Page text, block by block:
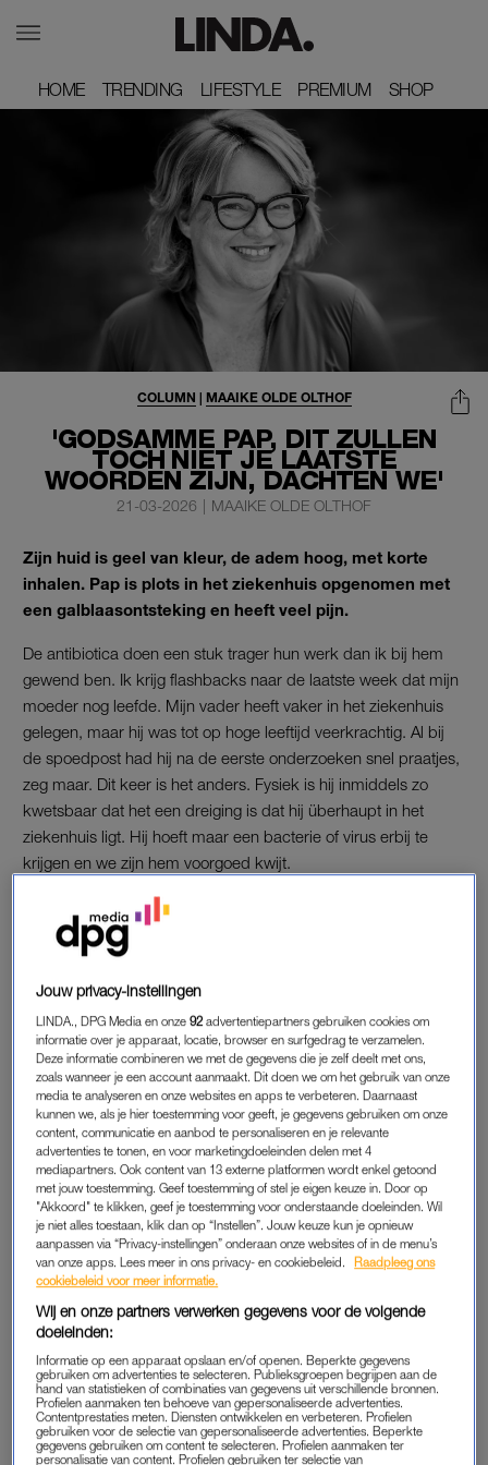
HOME
HOME TRENDING
TRENDING LIFESTYLE
LIFESTYLE PREMIUM
PREMIUM SHOP
SHOP
'GODSAMME PAP, DIT ZULLEN
TOCH NIET JE LAATSTE
WOORDEN ZIJN, DACHTEN WE'
COLUMN | MAAIKE OLDE OLTHOF
21-03-2026 | MAAIKE OLDE OLTHOF
Zijn huid is geel van kleur, de adem hoog, met korte
inhalen. Pap is plots in het ziekenhuis opgenomen met
een galblaasontsteking en heeft veel pijn.
De antibiotica doen een stuk trager hun werk dan ik bij hem
gewend ben. Ik krijg flashbacks naar de laatste week dat mijn
moeder nog leefde. Mijn vader heeft vaker in het ziekenhuis
gelegen, maar hij was tot op hoge leeftijd veerkrachtig. Al bij
de spoedpost had hij na de eerste onderzoeken snel praatjes,
zeg maar. Dit keer is het anders. Fysiek is hij inmiddels zo
kwetsbaar dat het een dreiging is dat hij überhaupt in het
ziekenhuis ligt. Hij hoeft maar een bacterie of virus erbij te
krijgen en we zijn hem voorgoed kwijt.
LEES OOK
Tijdensde opnameklaagt hij nergens over. Als ik hem
vandaag bezoek, ligt hij in foetushouding met zijn mond open
te slapen. Die aanblik geeft mij de aandrang keihard te janken,
maar daar heeft nu niemand iets aan. Dochter Puck is mee en
de aanwezigheid van m’n broer zorgt dat ik in no time weer in
oude familiepatronen zit. Het maakt blijkbaar niet uit of je 12 of
50 jaar oud bent, je blijft altijd iemands zus en dochter.
De stem van pap is zachter dan normaal. Telkens als hij iets
zegt moet ik vooroverbuigen en mijn oor bij zijn mond houden.
Pap heeft nergens zin in, zelfs niet in een kruiswoord of
sudoku.
“Ik ben uitgepuzzeld”, zegt hij lijdzaam op fluistertoon.
Jouw privacy-instellingen
LINDA., DPG Media en onze92 advertentiepartners gebruiken cookies om
informatie over je apparaat, locatie, browser en surfgedrag te verzamelen.
Deze informatie combineren we met de gegevens die je zelf deelt met ons,
zoals wanneer je een account aanmaakt. Dit doen we om het gebruik van onze
media te analyseren en onze websites en apps te verbeteren. Daarnaast
kunnen we, als je hier toestemming voor geeft, je gegevens gebruiken om onze
content, communicatie en aanbod te personaliseren en je relevante
advertenties te tonen, en voor marketingdoeleinden delen met 4
mediapartners. Ook content van 13 externe platformen wordt enkel getoond
met jouw toestemming. Geef toestemming of stel je eigen keuze in. Door op
"Akkoord" te klikken, geef je toestemming voor onderstaande doeleinden. Wil
je niet alles toestaan, klik dan op “Instellen”. Jouw keuze kun je opnieuw
aanpassen via “Privacy-instellingen” onderaan onze websites of in de menu’s
van onze apps. Lees meer in ons privacy- en cookiebeleid.
Raadpleeg ons
cookiebeleid voor meer informatie.
Wij en onze partners verwerken gegevens voor de volgende
doeleinden:
Informatie op een apparaat opslaan en/of openen. Beperkte gegevens
gebruiken om advertenties te selecteren. Publieksgroepen begrijpen aan de
hand van statistieken of combinaties van gegevens uit verschillende bronnen.
Profielen aanmaken ten behoeve van gepersonaliseerde advertenties.
Contentprestaties meten. Diensten ontwikkelen en verbeteren. Profielen
gebruiken voor de selectie van gepersonaliseerde advertenties. Beperkte
gegevens gebruiken om content te selecteren. Profielen aanmaken ter
personalisatie van content. Profielen gebruiken ter selectie van